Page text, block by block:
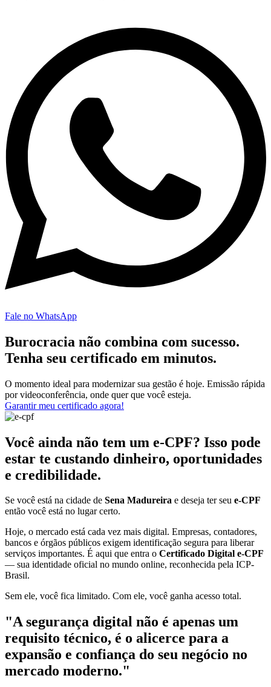
Fale no WhatsApp
Burocracia não combina com sucesso.
Tenha seu certificado em minutos.
O momento ideal para modernizar sua gestão é hoje. Emissão rápida
por videoconferência, onde quer que você esteja.
Garantir meu certificado agora!
Você ainda não tem um e-CPF? Isso pode
estar te custando dinheiro, oportunidades
e credibilidade.
Se você está na cidade de Sena Madureira e deseja ter seu e-CPF
então você está no lugar certo.
Hoje, o mercado está cada vez mais digital. Empresas, contadores,
bancos e órgãos públicos exigem identificação segura para liberar
serviços importantes. É aqui que entra o Certificado Digital e-CPF
— sua identidade oficial no mundo online, reconhecida pela ICP-
Brasil.
Sem ele, você fica limitado. Com ele, você ganha acesso total.
"A segurança digital não é apenas um
requisito técnico, é o alicerce para a
expansão e confiança do seu negócio no
mercado moderno."